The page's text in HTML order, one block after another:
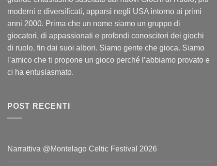
moderni e diversificati, apparsi negli USA intorno ai primi
anni 2000. Prima che un nome siamo un gruppo di
giocatori, di appassionati e profondi conoscitori dei giochi
di ruolo, fin dai suoi albori. Siamo gente che gioca. Siamo
l’amico che ti propone un gioco perché l’abbiamo provato e
ci ha entusiasmato.
POST RECENTI
Narrattiva @Montelago Celtic Festival 2026